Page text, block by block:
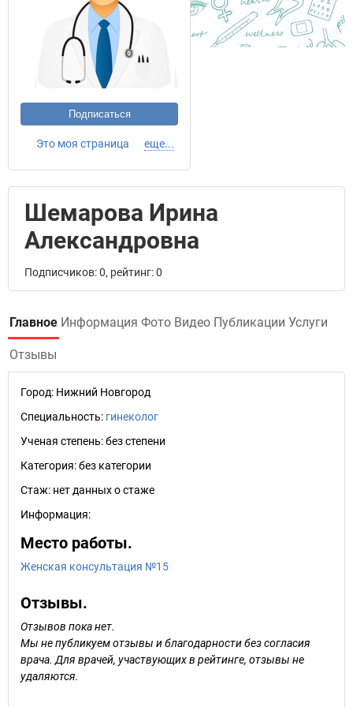
Подписаться
Это моя страница еще...
Шемарова Ирина
Александровна
Подписчиков: 0, рейтинг: 0
Главное Информация Фото Видео Публикации Услуги
Отзывы
Город: Нижний Новгород
Специальность: гинеколог
Ученая степень:без степени
Категория:без категории
Стаж: нет данных о стаже
Информация:
Место работы.
Женская консультация №15
Отзывы.
Отзывов пока нет.
Мы не публикуем отзывы и благодарности без согласия
врача. Для врачей, участвующих в рейтинге, отзывы не
удаляются.